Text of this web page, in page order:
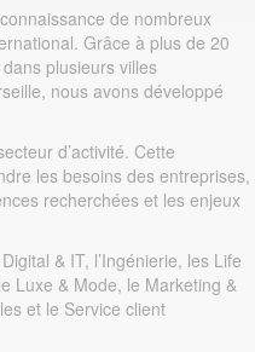
de nombreux
Grâce à plus de 20
plusieurs villes
nous avons développé
d’activité. Cette
les besoins des entreprises,
recherchées et les enjeux
& IT, l’Ingénierie, les Life
Luxe & Mode, le Marketing &
et le Service client